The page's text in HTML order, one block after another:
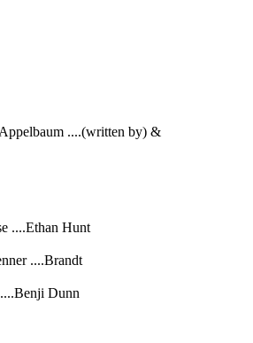
....(written by) &
....Ethan Hunt
....Brandt
Dunn